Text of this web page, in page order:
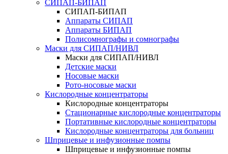
CИПАП-БИПАП
CИПАП-БИПАП
Аппараты СИПАП
Аппараты БИПАП
Полисомнографы и сомнографы
Маски для СИПАП/НИВЛ
Маски для СИПАП/НИВЛ
Детские маски
Носовые маски
Рото-носовые маски
Кислородные концентраторы
Кислородные концентраторы
Стационарные кислородные концентраторы
Портативные кислородные концентраторы
Кислородные концентраторы для больниц
Шприцевые и инфузионные помпы
Шприцевые и инфузионные помпы